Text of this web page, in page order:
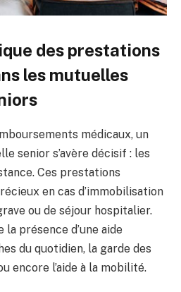
des prestations
les mutuelles
médicaux, un
senior s’avère décisif : les
Ces prestations
en cas d’immobilisation
ou de séjour hospitalier.
présence d’une aide
du quotidien, la garde des
encore l’aide à la mobilité.